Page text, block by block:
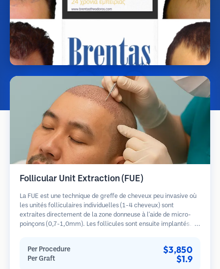
Follicular Unit Extraction (FUE)
La FUE est une technique de greffe de cheveux peu invasive où
les unités folliculaires individuelles (1-4 cheveux) sont
extraites directement de la zone donneuse à l'aide de micro-
poinçons (0,7-1,0mm). Les follicules sont ensuite implantés
guérison plus rapide par rapport aux méthodes de prélèvement
en bandelette.
Per Procedure $3,850
Per Graft $1.9